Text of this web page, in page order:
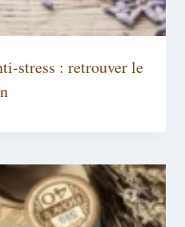
stress : retrouver le